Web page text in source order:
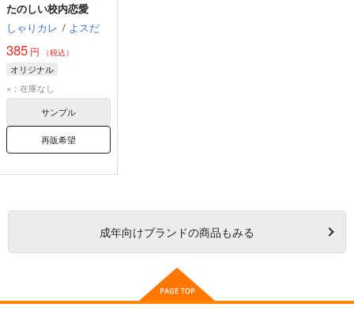
たのしい校内恋愛
しゃりカレ / よスだ
385 円 （税込）
オリジナル
×：在庫なし
サンプル
再販希望
成年向けブランドの商品もみる